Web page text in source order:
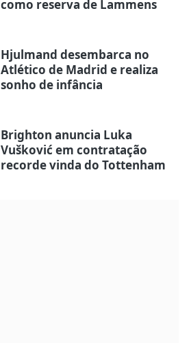
como reserva de Lammens
Hjulmand desembarca no
Atlético de Madrid e realiza
sonho de infância
Brighton anuncia Luka
Vušković em contratação
recorde vinda do Tottenham